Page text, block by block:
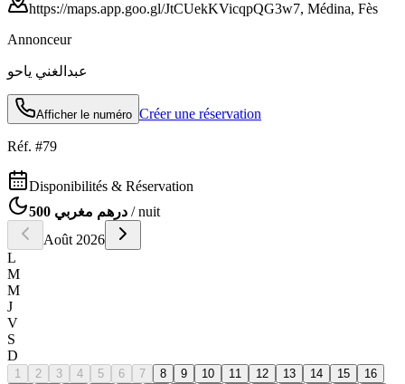
https://maps.app.goo.gl/JtCUekKVicqpQG3w7, Médina, Fès
Annonceur
عبدالغني ياحو
Afficher le numéro Créer une réservation
Réf. #79
Disponibilités & Réservation
500 درهم مغربي / nuit
Août 2026
L
M
M
J
V
S
D
1 2 3 4 5 6 7 8 9 10 11 12 13 14 15
16